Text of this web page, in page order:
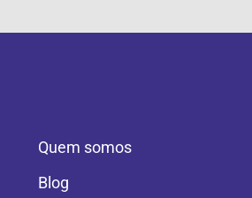
Quem somos
Blog